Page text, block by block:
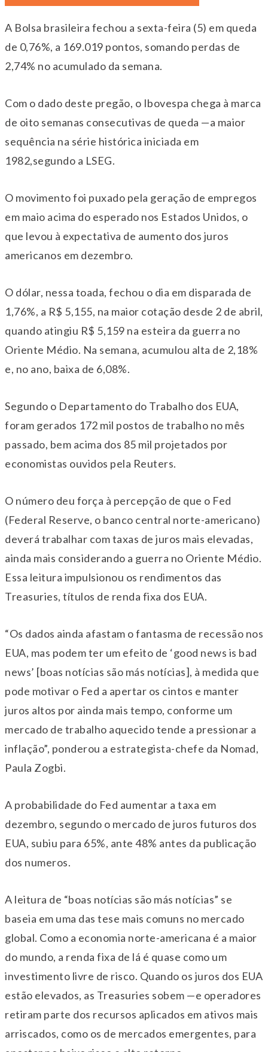
A Bolsa brasileira fechou a sexta-feira (5) em queda
de 0,76%, a 169.019 pontos, somando perdas de
2,74% no acumulado da semana.
Com o dado deste pregão, o Ibovespa chega à marca
de oito semanas consecutivas de queda —a maior
sequência na série histórica iniciada em
1982,segundo a LSEG.
O movimento foi puxado pela geração de empregos
em maio acima do esperado nos Estados Unidos, o
que levou à expectativa de aumento dos juros
americanos em dezembro.
O dólar, nessa toada, fechou o dia em disparada de
1,76%, a R$ 5,155, na maior cotação desde 2 de abril,
quando atingiu R$ 5,159 na esteira da guerra no
Oriente Médio. Na semana, acumulou alta de 2,18%
e, no ano, baixa de 6,08%.
Segundo o Departamento do Trabalho dos EUA,
foram gerados 172 mil postos de trabalho no mês
passado, bem acima dos 85 mil projetados por
economistas ouvidos pela Reuters.
O número deu força à percepção de que o Fed
(Federal Reserve, o banco central norte-americano)
deverá trabalhar com taxas de juros mais elevadas,
ainda mais considerando a guerra no Oriente Médio.
Essa leitura impulsionou os rendimentos das
Treasuries, títulos de renda fixa dos EUA.
“Os dados ainda afastam o fantasma de recessão nos
EUA, mas podem ter um efeito de ‘good news is bad
news’ [boas notícias são más notícias], à medida que
pode motivar o Fed a apertar os cintos e manter
juros altos por ainda mais tempo, conforme um
mercado de trabalho aquecido tende a pressionar a
inflação”, ponderou a estrategista-chefe da Nomad,
Paula Zogbi.
A probabilidade do Fed aumentar a taxa em
dezembro, segundo o mercado de juros futuros dos
EUA, subiu para 65%, ante 48% antes da publicação
dos numeros.
A leitura de “boas notícias são más notícias” se
baseia em uma das tese mais comuns no mercado
global. Como a economia norte-americana é a maior
do mundo, a renda fixa de lá é quase como um
investimento livre de risco. Quando os juros dos EUA
estão elevados, as Treasuries sobem —e operadores
retiram parte dos recursos aplicados em ativos mais
arriscados, como os de mercados emergentes, para